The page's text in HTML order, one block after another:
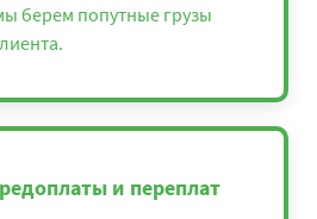
берем попутные грузы
и переплат